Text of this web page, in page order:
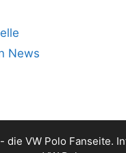
News
die VW Polo Fanseite.